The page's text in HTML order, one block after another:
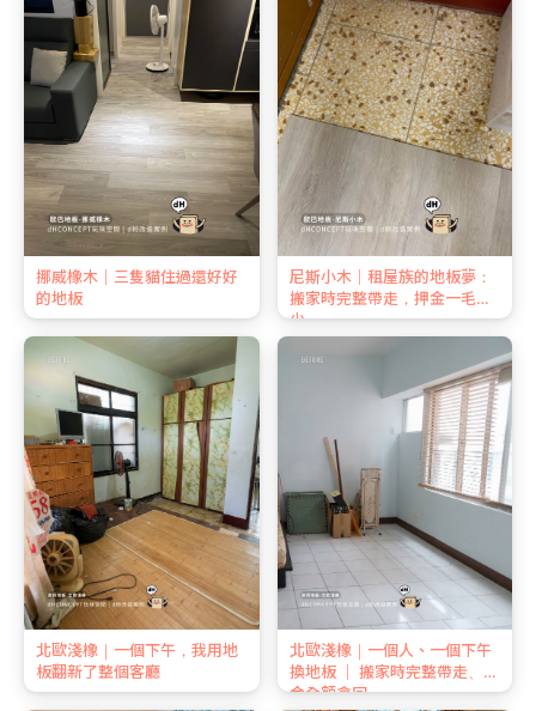
挪威橡木｜三隻貓住過還好好
的地板
尼斯小木｜租屋族的地板夢：
搬家時完整帶走，押金一毛不
少
北歐淺橡｜一個下午，我用地
板翻新了整個客廳
北歐淺橡｜一個人、一個下午
換地板 ｜ 搬家時完整帶走、押
金全額拿回